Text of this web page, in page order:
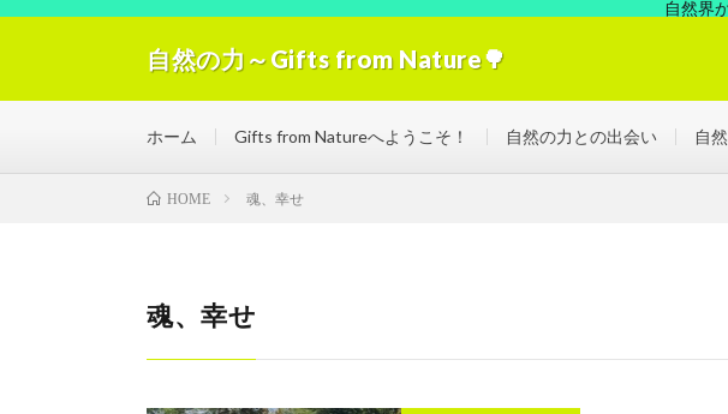
自然界
自然の力～Gifts from Nature🌳
ホーム Gifts from Natureへようこそ！ 自然の力との出会い 自
HOME 魂、幸せ
魂、幸せ